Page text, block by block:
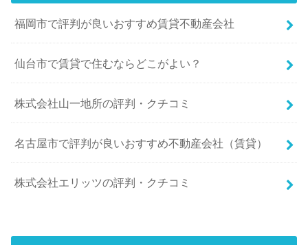
福岡市で評判が良いおすすめ賃貸不動産会社
仙台市で賃貸で住むならどこがよい？
株式会社山一地所の評判・クチコミ
名古屋市で評判が良いおすすめ不動産会社（賃貸）
株式会社エリッツの評判・クチコミ